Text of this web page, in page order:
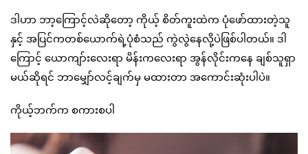
ဒါဟာ ဘာ့ကြောင့်လဲဆိုတော့ ကိုယ့် စိတ်ကူးထဲက ပုံဖော်ထားတဲ့သူ
နှင့် အပြင်ကတစ်ယောက်ရဲ့ပုံစံသည် ကွဲလွဲနေလို့ပဲဖြစ်ပါတယ်။ ဒါ
ကြောင့် ယောကျာ်းလေးရာ မိန်းကလေးရာ အွန်လိုင်းကနေ ချစ်သူရှာ
မယ်ဆိုရင် ဘာမျှော်လင့်ချက်မှ မထားတာ အကောင်းဆုံးပါပဲ။
ကိုယ့်ဘက်က စကားစပါ